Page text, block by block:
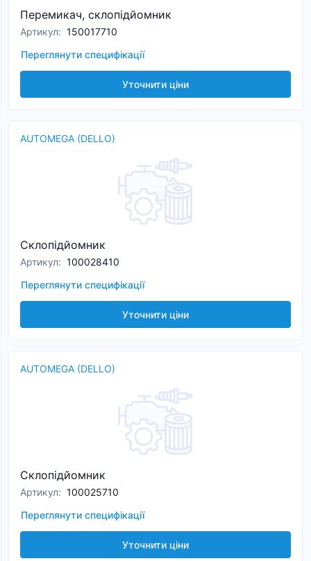
Перемикач, склопідйомник
Артикул: 150017710
Переглянути специфікації
Уточнити ціни
AUTOMEGA (DELLO)
Склопідйомник
Артикул: 100028410
Переглянути специфікації
Уточнити ціни
AUTOMEGA (DELLO)
Склопідйомник
Артикул: 100025710
Переглянути специфікації
Уточнити ціни